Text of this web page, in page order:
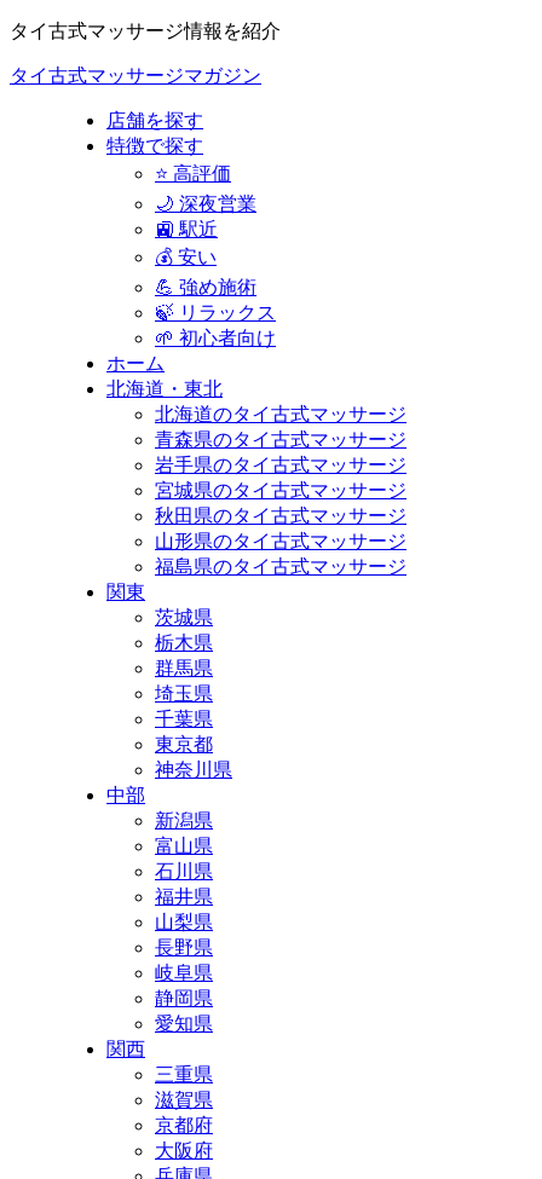
タイ古式マッサージ情報を紹介
タイ古式マッサージマガジン
店舗を探す
特徴で探す
⭐ 高評価
🌙 深夜営業
🚉 駅近
💰 安い
💪 強め施術
🍃 リラックス
🌱 初心者向け
ホーム
北海道・東北
北海道のタイ古式マッサージ
青森県のタイ古式マッサージ
岩手県のタイ古式マッサージ
宮城県のタイ古式マッサージ
秋田県のタイ古式マッサージ
山形県のタイ古式マッサージ
福島県のタイ古式マッサージ
関東
茨城県
栃木県
群馬県
埼玉県
千葉県
東京都
神奈川県
中部
新潟県
富山県
石川県
福井県
山梨県
長野県
岐阜県
静岡県
愛知県
関西
三重県
滋賀県
京都府
大阪府